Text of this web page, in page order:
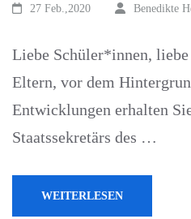
27 Feb.,2020 Benedikte
Liebe Schüler*innen,
Eltern, vor dem
Entwicklungen erhalten
Staatssekretärs des …
WEITERLESEN